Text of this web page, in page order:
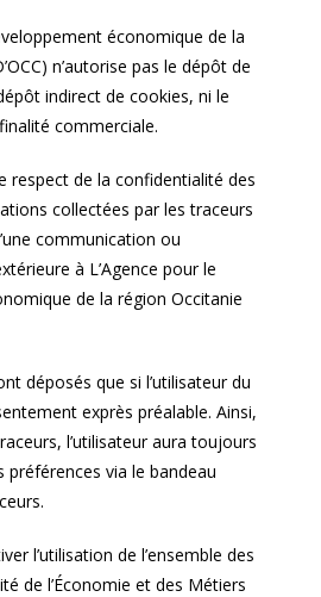
économique de la
n’autorise pas le dépôt de
indirect de cookies, ni le
commerciale.
respect de la confidentialité des
collectées par les traceurs
communication ou
à L’Agence pour le
de la région Occitanie
déposés que si l’utilisateur du
exprès préalable. Ainsi,
l’utilisateur aura toujours
préférences via le bandeau
l’utilisation de l’ensemble des
de l’Économie et des Métiers